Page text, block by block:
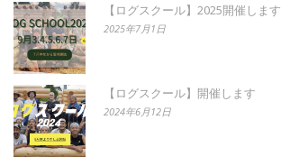
【ログスクール】2025開催します
2025年7月1日
【ログスクール】開催します
2024年6月12日